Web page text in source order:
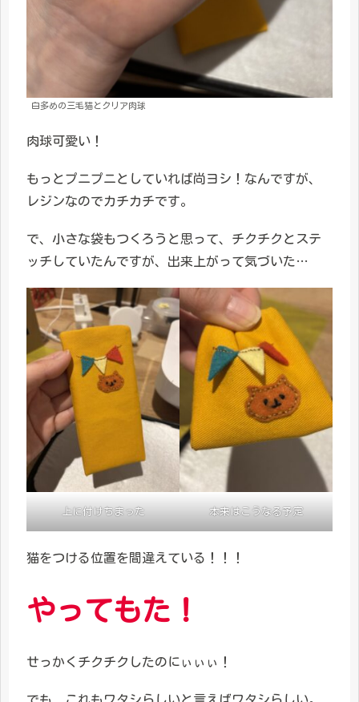
白多めの三毛猫とクリア肉球
肉球可愛い！
もっとプニプニとしていれば尚ヨシ！なんですが、
レジンなのでカチカチです。
で、小さな袋もつくろうと思って、チクチクとステ
ッチしていたんですが、出来上がって気づいた…
上に付けちまった 本来はこうなる予定
猫をつける位置を間違えている！！！
やってもた！
せっかくチクチクしたのにぃぃぃ！